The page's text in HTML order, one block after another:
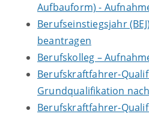
Aufbauform) -
Berufseinstiegsjahr
beantragen
Berufskolleg –
Berufskraftfahrer-
Grundqualifikation
Berufskraftfahrer-